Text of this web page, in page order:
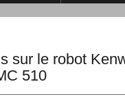
sur le robot
510